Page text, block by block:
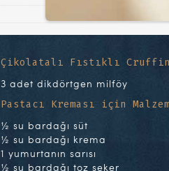
Çikolatalı Fıstıklı Cruffin
3 adet dikdörtgen milföy
Pastacı Kreması için
½ su bardağı süt
½ su bardağı krema
1 yumurtanın sarısı
½ su bardağı toz şeker